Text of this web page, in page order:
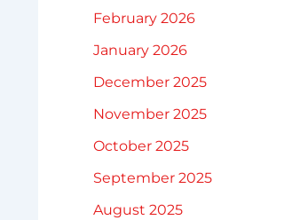
February 2026
January 2026
December 2025
November 2025
October 2025
September 2025
August 2025